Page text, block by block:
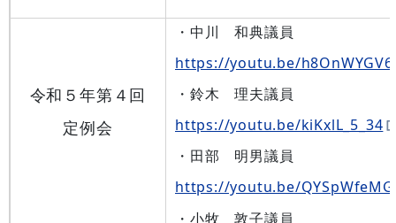
令和５年第４回
定例会
・中川 和典議員
https://youtu.be/
・鈴木 理夫議員
https://youtu.be/kiKxlL_5_34
・田部 明男議員
https://youtu.be/
・小牧 敦子議員